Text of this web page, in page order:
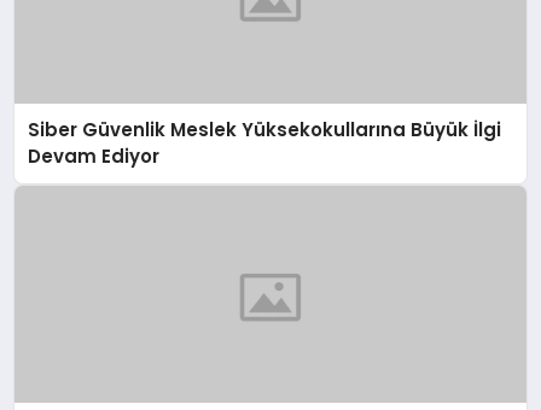
Siber Güvenlik Meslek Yüksekokullarına Büyük İlgi
Devam Ediyor